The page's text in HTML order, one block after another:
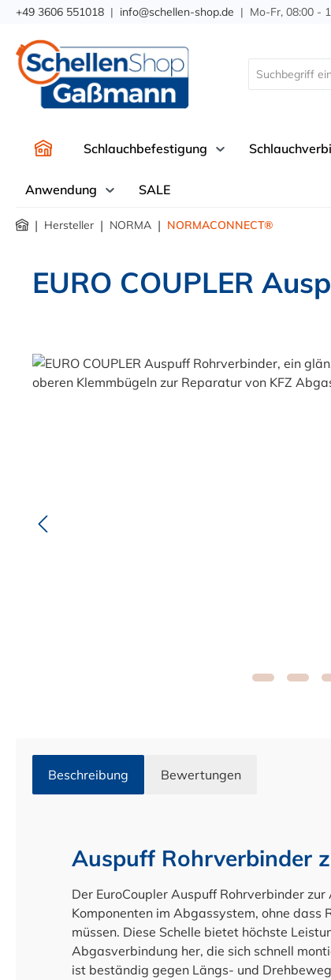
Zur Hauptnavigation springen
+49 3606 551018 | info@schellen-shop.de | Mo-Fr, 08:00 -
Schlauchbefestigung
Anwendung SALE
| Hersteller | NORMA | NORMACONNECT®
EURO COUPLER
Bildergalerie überspringen
Beschreibung Bewertungen
Auspuff Rohrverbinder
Der EuroCoupler Auspuff Rohrverbinder
Komponenten im Abgassystem, ohne
müssen. Diese Schelle bietet höchste
Abgasverbindung her, die sich schnell
ist beständig gegen Längs- und